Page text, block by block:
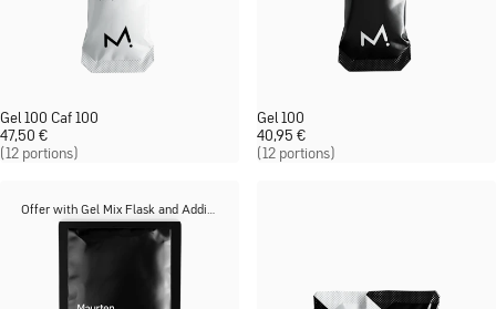
Gel 100 Caf 100
(12 portions)
47,50 €
Gel 100
(12 portions)
40,95 €
Offer with Gel Mix Flask and Additions